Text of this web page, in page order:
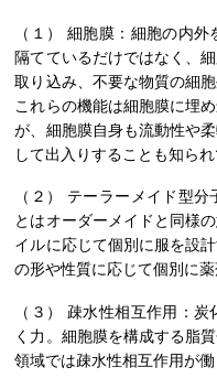
（１） 細胞膜：細胞の内
隔てているだけではなく、
取り込み、不要な物質の細
これらの機能は細胞膜に埋
が、細胞膜自身も流動性や
して出入りすることも知られ
（２） テーラーメイド型
とはオーダーメイドと同様
イルに応じて個別に服を設
の形や性質に応じて個別に
（３） 疎水性相互作用：
く力。細胞膜を構成する脂
領域では疎水性相互作用が働